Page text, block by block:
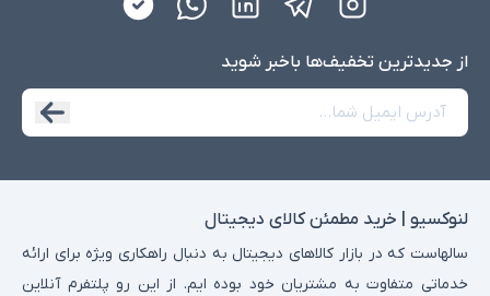
از جدید‌ترین تخفیف‌ها با‌خبر شوید
لنوکسیو | خرید مطمئن کالای دیجیتال
سالهاست که در بازار کالاهای دیجیتال به دنبال راهکاری ویژه برای ارائه
خدماتی متفاوت به مشتریان خود بوده ایم. از این رو پلتفرم آنلاین